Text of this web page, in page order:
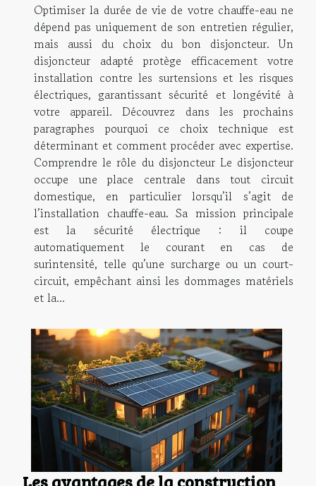
Optimiser la durée de vie de votre chauffe-eau ne
dépend pas uniquement de son entretien régulier,
mais aussi du choix du bon disjoncteur. Un
disjoncteur adapté protège efficacement votre
installation contre les surtensions et les risques
électriques, garantissant sécurité et longévité à
votre appareil. Découvrez dans les prochains
paragraphes pourquoi ce choix technique est
déterminant et comment procéder avec expertise.
Comprendre le rôle du disjoncteur Le disjoncteur
occupe une place centrale dans tout circuit
domestique, en particulier lorsqu’il s’agit de
l’installation chauffe-eau. Sa mission principale
est la sécurité électrique : il coupe
automatiquement le courant en cas de
surintensité, telle qu’une surcharge ou un court-
circuit, empêchant ainsi les dommages matériels
et la...